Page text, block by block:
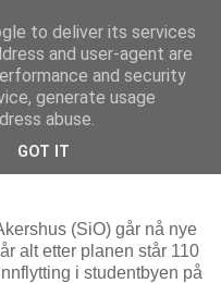
bo i
(SiO) går nå nye
alt etter planen står 110
i studentbyen på
to deliver its services
and user-agent are
and security
generate usage
abuse.
GOT IT